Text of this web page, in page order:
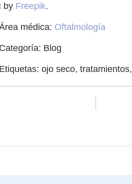
by Freepik.
médica: Oftalmología
Categoría: Blog
Etiquetas: ojo seco, tratamientos,